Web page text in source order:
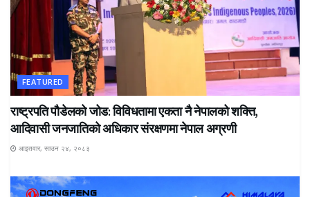
FEATURED
राष्ट्रपति पौडेलको जोड: विविधतामा एकता नै नेपालको शक्ति,
आदिवासी जनजातिको अधिकार संरक्षणमा नेपाल अग्रणी
आइतवार, साउन २४, २०८३